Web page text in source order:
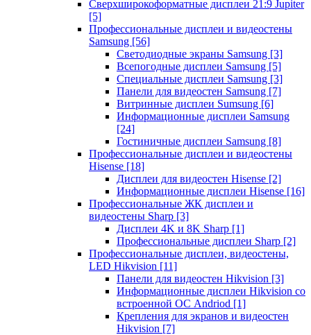
Сверхширокоформатные дисплеи 21:9 Jupiter
[5]
Профессиональные дисплеи и видеостены
Samsung [56]
Светодиодные экраны Samsung [3]
Всепогодные дисплеи Samsung [5]
Специальные дисплеи Samsung [3]
Панели для видеостен Samsung [7]
Витринные дисплеи Sumsung [6]
Информационные дисплеи Samsung
[24]
Гостиничные дисплеи Samsung [8]
Профессиональные дисплеи и видеостены
Hisense [18]
Дисплеи для видеостен Hisense [2]
Информационные дисплеи Hisense [16]
Профессиональные ЖК дисплеи и
видеостены Sharp [3]
Дисплеи 4K и 8K Sharp [1]
Профессиональные дисплеи Sharp [2]
Профессиональные дисплеи, видеостены,
LED Hikvision [11]
Панели для видеостен Hikvision [3]
Информационные дисплеи Hikvision со
встроенной ОС Andriod [1]
Крепления для экранов и видеостен
Hikvision [7]